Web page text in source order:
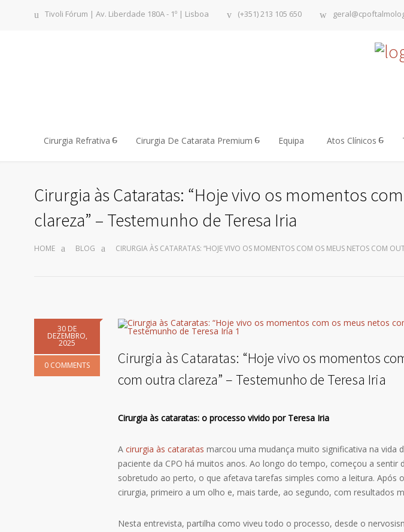
Tivoli Fórum | Av. Liberdade 180A - 1º | Lisboa (+351) 213 105 650
Cirurgia Refrativa Cirurgia De Catarata Premium Equipa Atos Clínicos
Cirurgia às Cataratas: “Hoje vivo os momentos
clareza” – Testemunho de Teresa Iria
HOME BLOG CIRURGIA ÀS CATARATAS: “HOJE VIVO OS MOMENTOS COM OS MEUS NETOS COM
30 DE
DEZEMBRO,
2025
0 COMMENTS
Cirurgia às Cataratas: “Hoje vivo os momentos
com outra clareza” – Testemunho de Teresa Iria
Cirurgia às cataratas: o processo vivido por Teresa Iria
A cirurgia às cataratas marcou uma mudança muito significativa na vida
paciente da CPO há muitos anos. Ao longo do tempo, começou a sentir
sobretudo ao perto, o que afetava tarefas simples como a leitura. Após
cirurgia, primeiro a um olho e, mais tarde, ao segundo, com resultados
Nesta entrevista, partilha como viveu todo o processo, desde o